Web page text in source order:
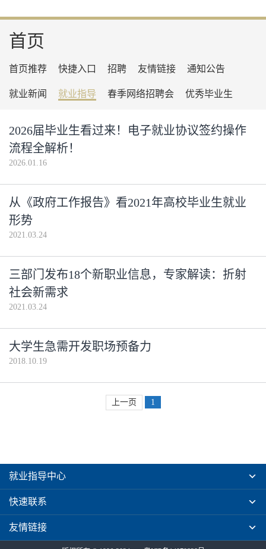
首页
首页推荐 快捷入口 招聘 友情链接 通知公告
就业新闻 就业指导 春季网络招聘会 优秀毕业生
2026届毕业生看过来！电子就业协议签约操作
流程全解析！
2026.01.16
从《政府工作报告》看2021年高校毕业生就业
形势
2021.03.24
三部门发布18个新职业信息，专家解读：折射
社会新需求
2021.03.24
大学生急需开发职场预备力
2018.10.19
上一页 1
就业指导中心
快速联系
友情链接